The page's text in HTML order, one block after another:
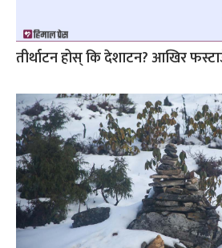
तीर्थाटन होस् कि देशाटन? आखिर